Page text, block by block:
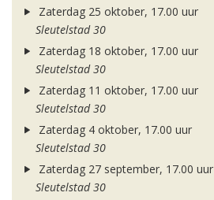
Zaterdag 25 oktober, 17.00 uur
Sleutelstad 30
Zaterdag 18 oktober, 17.00 uur
Sleutelstad 30
Zaterdag 11 oktober, 17.00 uur
Sleutelstad 30
Zaterdag 4 oktober, 17.00 uur
Sleutelstad 30
Zaterdag 27 september, 17.00 uur
Sleutelstad 30